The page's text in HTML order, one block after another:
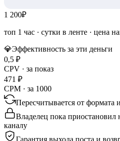
1 200₽
топ 1 час · сутки в ленте · цена
💎Эффективность за эти деньги
0,5 ₽
CPV · за показ
471 ₽
CPM · за 1000
Пересчитывается от формата
Владелец пока приостановил
каналу
Гарантия выхода поста и